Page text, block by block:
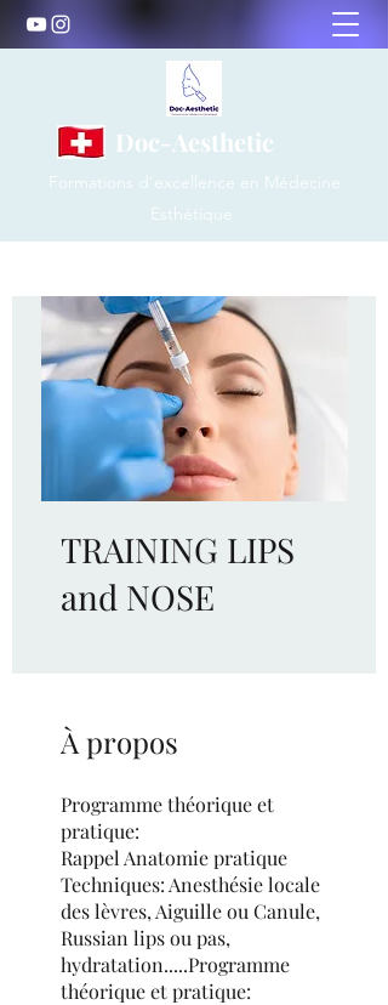
Doc-Aesthetic
Formations d'excellence en Médecine
Esthétique
TRAINING LIPS
and NOSE
À propos
Programme théorique et
pratique:
Rappel Anatomie pratique
Techniques: Anesthésie locale
des lèvres, Aiguille ou Canule,
Russian lips ou pas,
hydratation.....Programme
théorique et pratique: